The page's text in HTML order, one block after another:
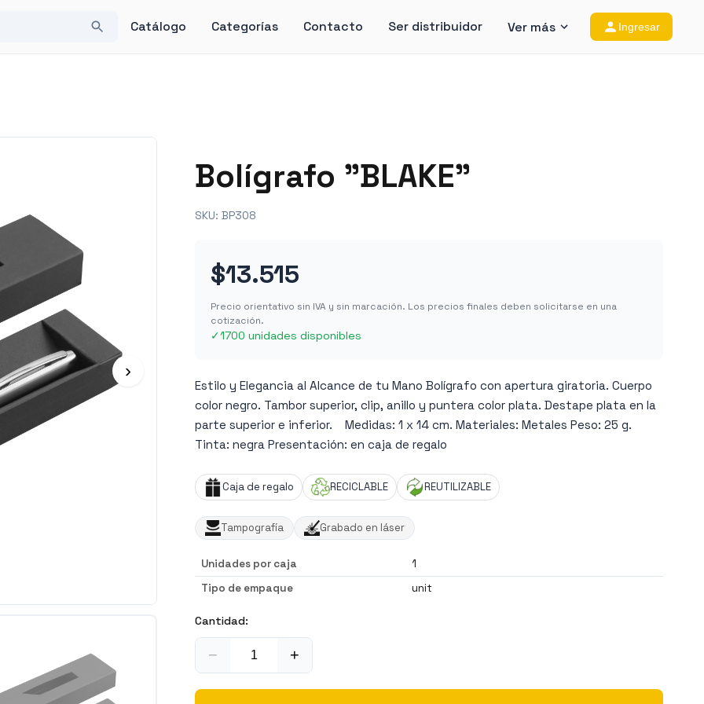
Catálogo Categorías Contacto Ser distribuidor Ver más Ingresar
›
Bolígrafo "BLAKE"
SKU: BP308
$13.515
Precio orientativo sin IVA y sin marcación. Los precios finales deben solicitarse en una
cotización.
✓1700 unidades disponibles
Estilo y Elegancia al Alcance de tu Mano Bolígrafo con apertura giratoria. Cuerpo
color negro. Tambor superior, clip, anillo y puntera color plata. Destape plata en la
parte superior e inferior. Medidas: 1 x 14 cm. Materiales: Metales Peso: 25 g.
Tinta: negra Presentación: en caja de regalo
Caja de regalo RECICLABLE REUTILIZABLE
Tampografía Grabado en láser
Unidades por caja
1
Tipo de empaque
unit
Cantidad:
− +